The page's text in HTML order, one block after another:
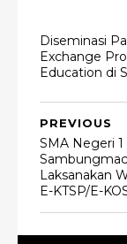
Diseminasi
Exchange
Education di
PREVIOUS
SMA Negeri 1
Laksanakan
E-KTSP/E-